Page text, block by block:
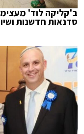
ב'קליקה לוד'
סדנאות חדשנות